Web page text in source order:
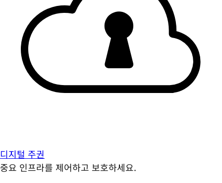
디지털 주권
중요 인프라를 제어하고 보호하세요.